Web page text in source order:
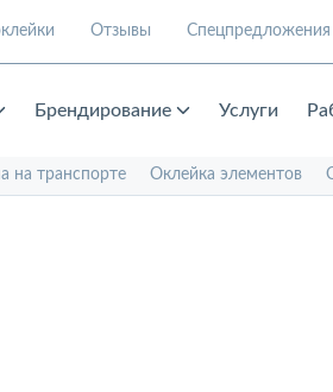
Отзывы Спецпредложения
Брендирование Услуги
на транспорте Оклейка элементов